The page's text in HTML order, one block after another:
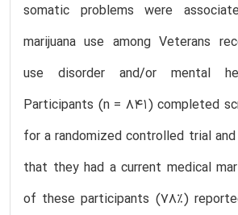
somatic problems were
marijuana use among Veterans
use disorder and/or mental
Participants (n = 841) completed
for a randomized controlled trial
that they had a current medical
of these participants (78%)